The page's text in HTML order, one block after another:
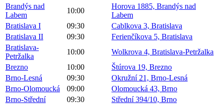
Brandýs nad
Labem
10:00
Horova 1885, Brandýs nad
Labem
Bratislava I
09:30
Cablkova 3, Bratislava
Bratislava II
09:30
Ferienčíkova 5, Bratislava
Bratislava-
Petržalka
10:00
Wolkrova 4, Bratislava-Petržalka
Brezno
10:00
Štúrova 19, Brezno
Brno-Lesná
09:30
Okružní 21, Brno-Lesná
Brno-Olomoucká
09:00
Olomoucká 43, Brno
Brno-Střední
09:30
Střední 394/10, Brno